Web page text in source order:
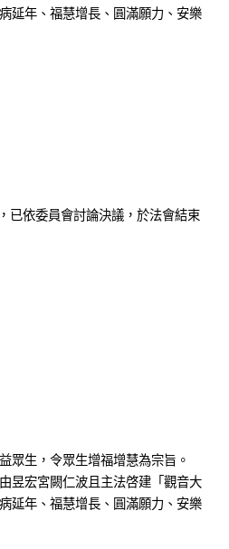
延年、福慧增長、圓滿願力、安樂
已依委員會討論決議，於法會結束
眾生，令眾生增福增慧為宗旨。
昱宏宮闕仁波且主法啓建「觀音大
延年、福慧增長、圓滿願力、安樂